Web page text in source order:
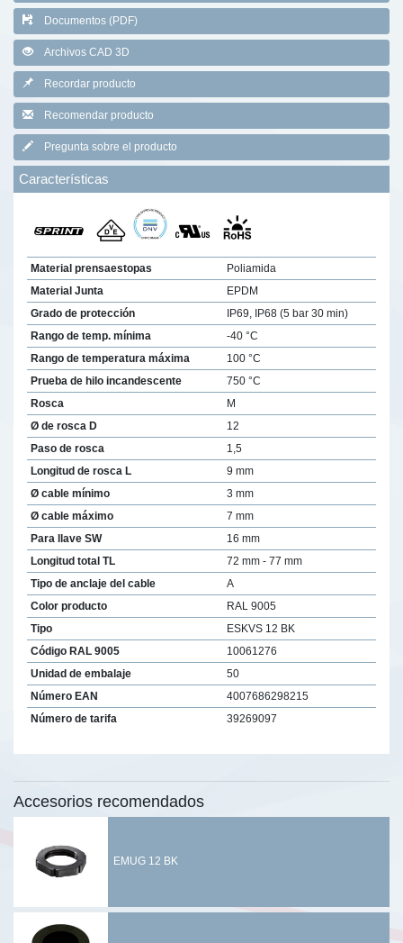
Documentos (PDF)
Archivos CAD 3D
Recordar producto
Recomendar producto
Pregunta sobre el producto
Características
Material prensaestopas
Poliamida
Material Junta
EPDM
Grado de protección
IP69, IP68 (5 bar 30 min)
Rango de temp. mínima
-40 °C
Rango de temperatura máxima
100 °C
Prueba de hilo incandescente
750 °C
Rosca
M
Ø de rosca D
12
Paso de rosca
1,5
Longitud de rosca L
9 mm
Ø cable mínimo
3 mm
Ø cable máximo
7 mm
Para llave SW
16 mm
Longitud total TL
72 mm - 77 mm
Tipo de anclaje del cable
A
Color producto
RAL 9005
Tipo
ESKVS 12 BK
Código RAL 9005
10061276
Unidad de embalaje
50
Número EAN
4007686298215
Número de tarifa
39269097
Accesorios recomendados
EMUG 12 BK